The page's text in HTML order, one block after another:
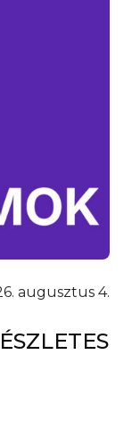
augusztus 4.